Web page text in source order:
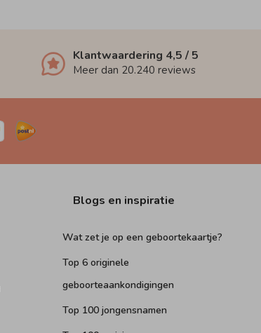
Klantwaardering 4,5 / 5
Meer dan 20.240 reviews
Blogs en inspiratie
Wat zet je op een geboortekaartje?
Top 6 originele
geboorteaankondigingen
Top 100 jongensnamen